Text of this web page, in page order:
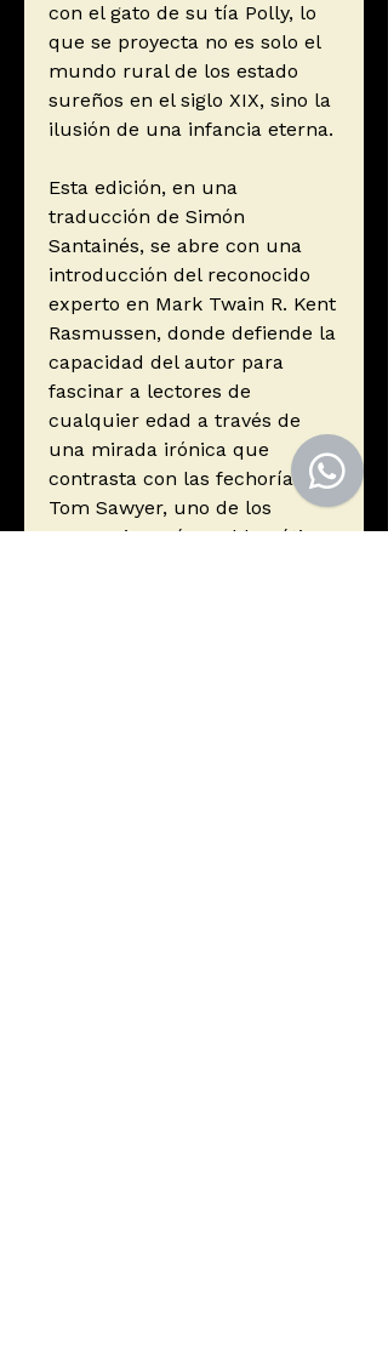
con el gato de su tía Polly, lo
que se proyecta no es solo el
mundo rural de los estado
sureños en el siglo XIX, sino la
ilusión de una infancia eterna.
Esta edición, en una
traducción de Simón
Santainés, se abre con una
introducción del reconocido
experto en Mark Twain R. Kent
Rasmussen, donde defiende la
capacidad del autor para
fascinar a lectores de
cualquier edad a través de
una mirada irónica que
contrasta con las fechorías de
Tom Sawyer, uno de los
personajes más emblemáticos